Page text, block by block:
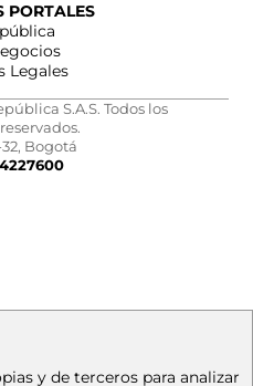
PORTALES
Legales
S.A.S. Todos los
32, Bogotá
y de terceros para analizar